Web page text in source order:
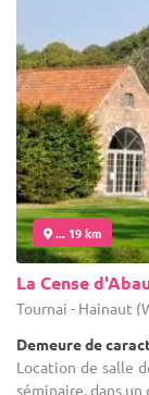
... 19 km
La Cense
Tournai - Hainaut
Demeure de
Location de salle
séminaire, dans